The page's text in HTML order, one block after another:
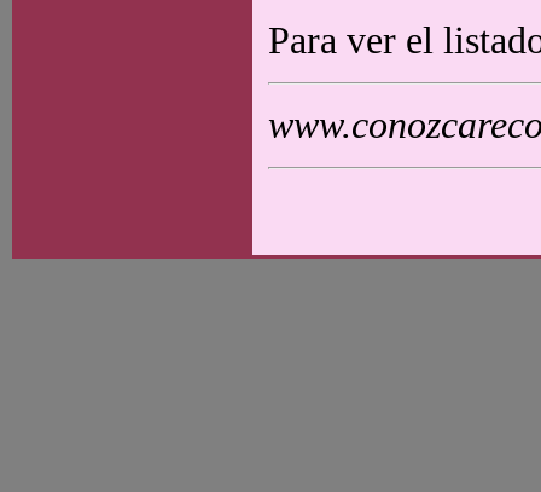
Para ver el